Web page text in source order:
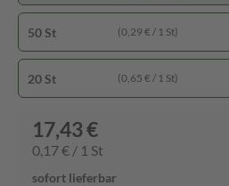
50 St (0,29 € / 1 St)
20 St (0,65 € / 1 St)
17,43 €
0,17 € / 1 St
sofort lieferbar